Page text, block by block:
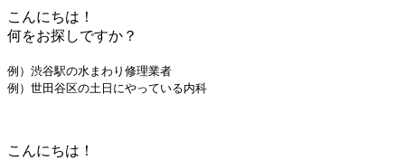
こんにちは！
何をお探しですか？
例）渋谷駅の水まわり修理業者
例）世田谷区の土日にやっている内科
こんにちは！